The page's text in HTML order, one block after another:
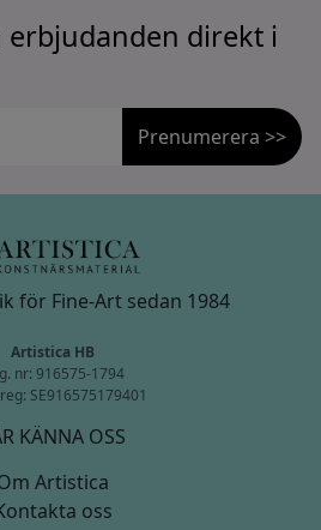
direkt i
Prenumerera >>
för Fine-Art sedan 1984
Artistica HB
nr: 916575-1794
SE916575179401
KÄNNA OSS
Artistica
oss